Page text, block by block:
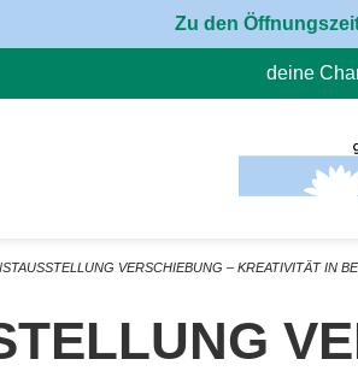
Zu den
deine
VERSCHIEBUNG – KREATIVITÄT IN